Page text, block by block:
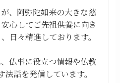
、阿弥陀如来の大きな慈
心してご先祖供養に向き
日々精進しております。
仏事に役立つ情報や仏教
話を発信しています。